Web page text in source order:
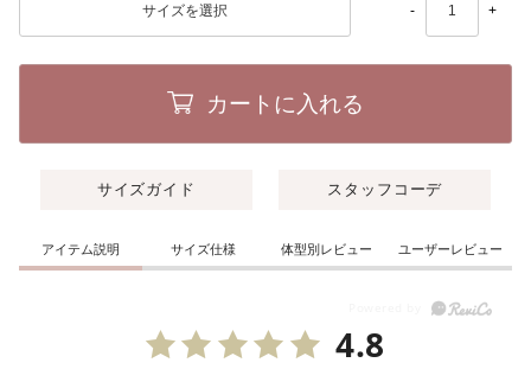
- +
カートに入れる
サイズガイド スタッフコーデ
アイテム説明 サイズ仕様 体型別レビュー ユーザーレビュー
4.8